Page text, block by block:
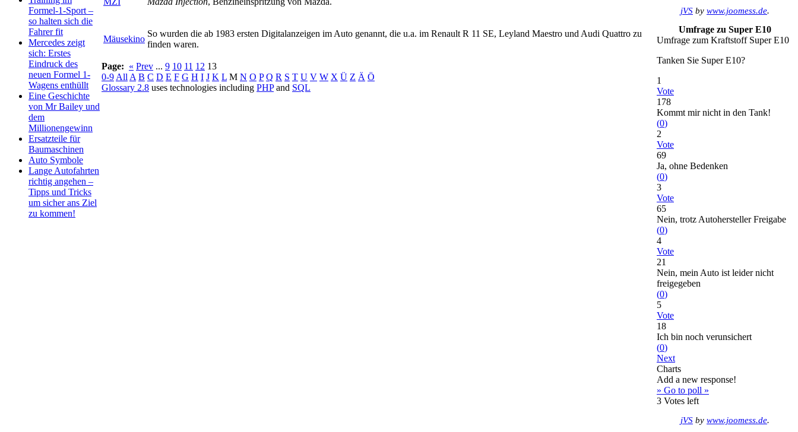
Formel-1-Sport –
so halten sich die
Fahrer fit
Mercedes zeigt
sich: Erstes
Eindruck des
neuen Formel 1-
Wagens enthüllt
Eine Geschichte
von Mr Bailey und
dem
Millionengewinn
Ersatzteile für
Baumaschinen
Auto Symbole
Lange Autofahrten
richtig angehen –
Tipps und Tricks
um sicher ans Ziel
zu kommen!
Mäusekino
So wurden die ab 1983 ersten Digitalanzeigen im Auto genannt, die u.a. im Renault R 11 SE, Leyland Maestro und Audi Quattro zu
finden waren.
Page: « Prev ... 9 10 11 12 13
0-9 All A B C D E F G H I J K L M N O P Q R S T U V W X Ü Z Ä Ö
Glossary 2.8 uses technologies including PHPand SQL
jVS by www.joomess.de.
Umfrage zu Super E10
Umfrage zum Kraftstoff Super E10
Tanken Sie Super E10?
1
Vote
178
Kommt mir nicht in den Tank!
(0)
2
Vote
69
Ja, ohne Bedenken
(0)
3
Vote
65
Nein, trotz Autohersteller Freigabe
(0)
4
Vote
21
Nein, mein Auto ist leider nicht
freigegeben
(0)
5
Vote
18
Ich bin noch verunsichert
(0)
Next
Charts
Add a new response!
» Go to poll »
3 Votes left
jVS by www.joomess.de.